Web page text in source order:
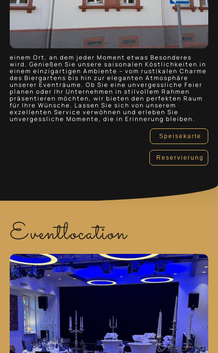
einem Ort, an dem jeder Moment etwas Besonderes
wird. Genießen Sie unsere saisonalen Köstlichkeiten in
einem einzigartigen Ambiente – vom rustikalen Charme
des Biergartens bis hin zur eleganten Atmosphäre
unserer Eventräume. Ob Sie eine unvergessliche Feier
planen oder Ihr Unternehmen in stilvollem Rahmen
präsentieren möchten, wir bieten den perfekten Raum
für Ihre Wünsche. Lassen Sie sich von unserem
exzellenten Service verwöhnen und erleben Sie
unvergessliche Momente, die in Erinnerung bleiben.
Speisekarte
Reservierung
Eventlocation